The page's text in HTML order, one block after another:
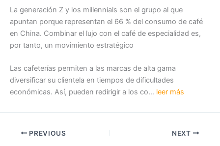
La generación Z y los millennials son el grupo al que
apuntan porque representan el 66 % del consumo de café
en China. Combinar el lujo con el café de especialidad es,
por tanto, un movimiento estratégico
Las cafeterías permiten a las marcas de alta gama
diversificar su clientela en tiempos de dificultades
económicas. Así, pueden redirigir a los co… leer más
PREVIOUS NEXT